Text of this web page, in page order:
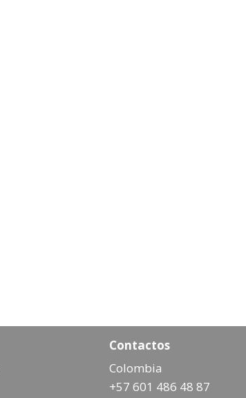
Contactos
Colombia
+57 601 486 48 87